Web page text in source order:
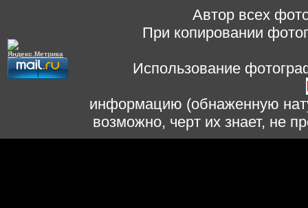
Автор всех
При копировании
Использование
информацию (обнаженную
возможно, черт их знает, не